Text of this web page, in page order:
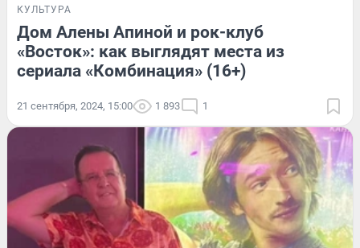
КУЛЬТУРА
Дом Алены Апиной и рок-клуб
«Восток»: как выглядят места из
сериала «Комбинация» (16+)
21 сентября, 2024, 15:00 1 893 1